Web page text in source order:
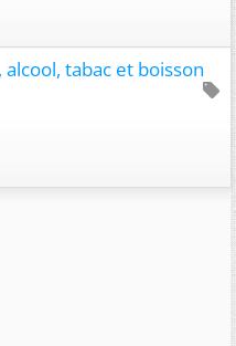
tabac et boisson